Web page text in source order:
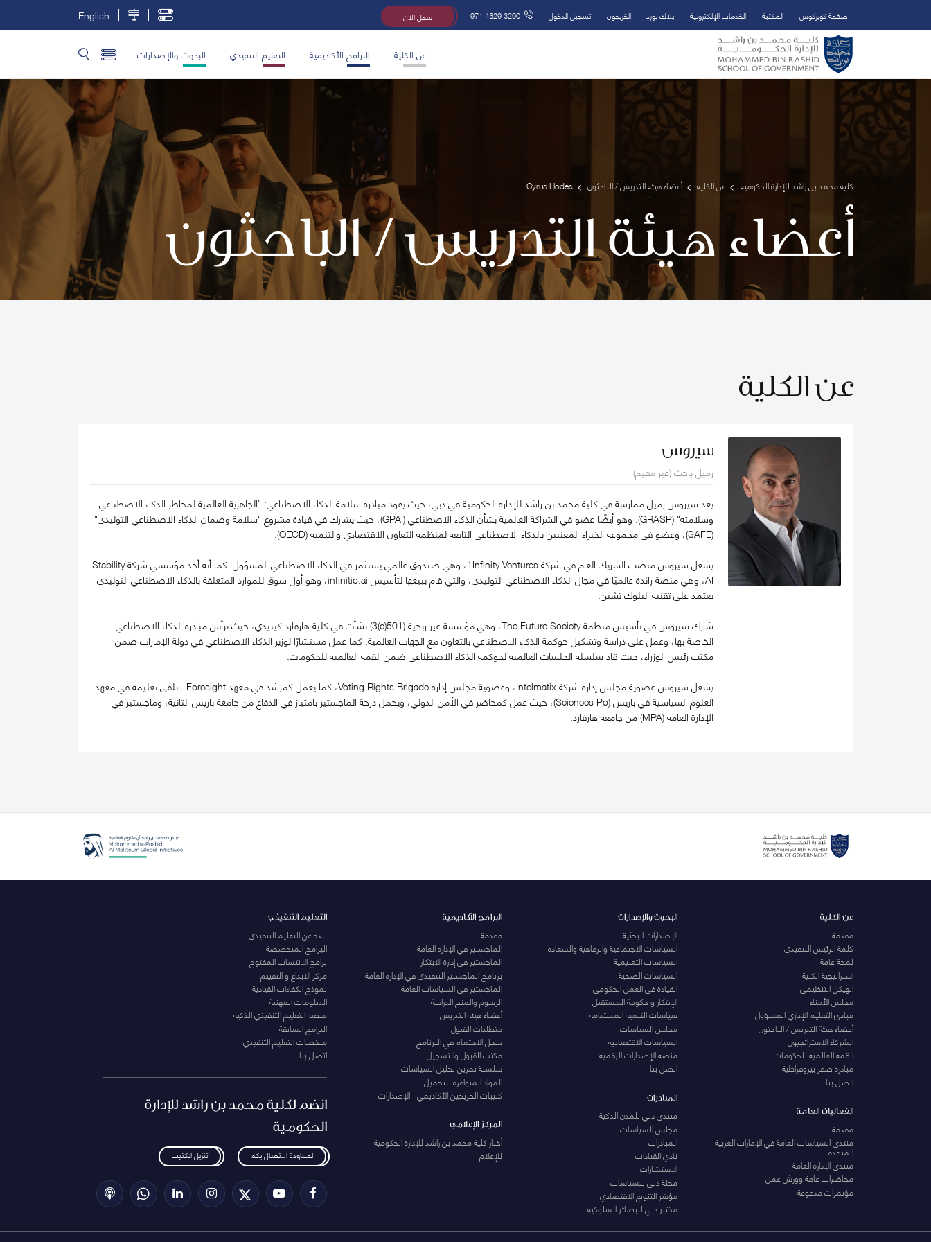
تخطي إلى المحتوى الرئيسي
فتح قائمة الوصول
صفحة كويركوس المكتبة الخدمات الإلكترونية بلاك بورد الخريجون تسجيل الدخول +971 4329 3290 سجل الآن English
عن الكلية البرامج الأكاديمية التعليم التنفيذي البحوث والإصدارات
كلية محمد بن راشد للإدارة الحكومية عن الكلية أعضاء هيئة التدريس / الباحثون Cyrus Hodes
أعضاء هيئة التدريس / الباحثون
عن الكلية
سيروس
زميل باحث (غير مقيم)
يعد سيروس زميل ممارسة في كلية محمد بن راشد للإدارة الحكومية في دبي، حيث يقود مبادرة سلامة الذكاء الاصطناعي: "الجاهزية العالمية لمخاطر الذكاء الاصطناعي
وسلامته" (GRASP). وهو أيضًا عضو في الشراكة العالمية بشأن الذكاء الاصطناعي (GPAI)، حيث يشارك في قيادة مشروع "سلامة وضمان الذكاء الاصطناعي التوليدي"
(SAFE)، وعضو في مجموعة الخبراء المعنيين بالذكاء الاصطناعي التابعة لمنظمة التعاون الاقتصادي والتنمية (OECD).
يشغل سيروس منصب الشريك العام في شركة 1Infinity Ventures، وهي صندوق عالمي يستثمر في الذكاء الاصطناعي المسؤول. كما أنه أحد مؤسسي شركة Stability
AI، وهي منصة رائدة عالميًا في مجال الذكاء الاصطناعي التوليدي، والتي قام ببيعها لتأسيس infinitio.ai، وهو أول سوق للموارد المتعلقة بالذكاء الاصطناعي التوليدي
يعتمد على تقنية البلوك تشين.
شارك سيروس في تأسيس منظمة The Future Society، وهي مؤسسة غير ربحية (501(c)3) نشأت في كلية هارفارد كينيدي، حيث ترأس مبادرة الذكاء الاصطناعي
الخاصة بها، وعمل على دراسة وتشكيل حوكمة الذكاء الاصطناعي بالتعاون مع الجهات العالمية. كما عمل مستشارًا لوزير الذكاء الاصطناعي في دولة الإمارات ضمن
مكتب رئيس الوزراء، حيث قاد سلسلة الجلسات العالمية لحوكمة الذكاء الاصطناعي ضمن القمة العالمية للحكومات.
يشغل سيروس عضوية مجلس إدارة شركة Intelmatix، وعضوية مجلس إدارة Voting Rights Brigade، كما يعمل كمرشد في معهد Foresight. تلقى تعليمه في معهد
العلوم السياسية في باريس (Sciences Po)، حيث عمل كمحاضر في الأمن الدولي، ويحمل درجة الماجستير بامتياز في الدفاع من جامعة باريس الثانية، وماجستير في
الإدارة العامة (MPA) من جامعة هارفارد.
عن الكلية
مقدمة
كلمة الرئيس التنفيذي
لمحة عامة
استراتيجية الكلية
الهيكل التنظيمي
مجلس الأمناء
مبادئ التعليم الإداري المسؤول
أعضاء هيئة التدريس / الباحثون
الشركاء الاستراتجيون
القمة العالمية للحكومات
مبادرة صفر بيروقراطية
اتصل بنا
الفعاليات العامة
مقدمة
منتدى السياسات العامة في الإمارات العربية
المتحدة
منتدى الإدارة العامة
محاضرات عامة وورش عمل
مؤتمرات مدفوعة
البحوث والإصدارات
الإصدارات البحثية
السياسات الاجتماعية والرفاهية والسعادة
السياسات التعليمية
السياسات الصحية
القيادة في العمل الحكومي
الإبتكار و حكومة المستقبل
سياسات التنمية المستدامة
مجلس السياسات
السياسات الاقتصادية
منصة الإصدارات الرقمية
اتصل بنا
المبادرات
منتدى دبي للمدن الذكية
مجلس السياسات
المبادرات
نادي القيادات
الاستشارات
مجلة دبي للسياسات
مؤشر التنويع الاقتصادي
مختبر دبي للبصائر السلوكية
البرامج الأكاديمية
مقدمة
الماجستير في الإدارة العامة
الماجستير في إدارة الابتكار
برنامج الماجستير التنفيذي في الإدارة العامة
الماجستير في السياسات العامة
الرسوم والمنح الدراسة
أعضاء هيئة التدريس
متطلبات القبول
سجل الاهتمام في البرنامج
مكتب القبول والتسجيل
سلسلة تمرين تحليل السياسات
المواد المتوافرة للتحميل
كتيبات الخريجين الأكاديمي - الإصدارات
المركز الإعلامي
أخبار كلية محمد بن راشد للإدارة الحكومية
للإعلام
التعليم التنفيذي
نبذة عن التعليم التنفيذي
البرامج المتخصصة
برامج الانتساب المفتوح
مركز الابداع و التقييم
نموذج الكفاءات القيادية
الدبلومات المهنية
منصة التعليم التنفيذي الذكية
البرامج السابقة
ملخصات التعليم التنقيذي
اتصل بنا
انضم لكلية محمد بن راشد للإدارة
الحكومية
لمعاودة الاتصال بكم تنزيل الكتيب